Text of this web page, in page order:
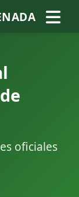
oficiales